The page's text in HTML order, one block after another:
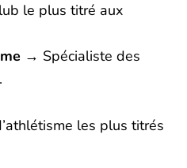
le plus titré aux
→ Spécialiste des
les plus titrés